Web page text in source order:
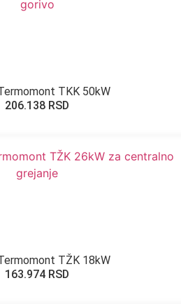
TKK 50kW
206.138 RSD
TŽK 18kW
163.974 RSD